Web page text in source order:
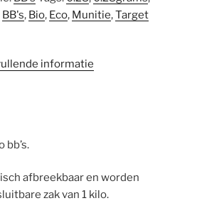
BB's, Bio, Eco, Munitie,Target
informatie
bb’s.
afbreekbaar en worden
zak van 1 kilo.